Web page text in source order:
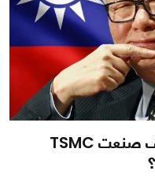
الجزيرة التي يخشاها العالم؛ كيف صنعت TSMC